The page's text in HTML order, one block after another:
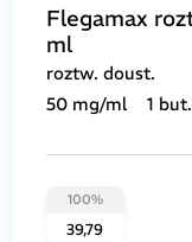
Flegamax
ml
roztw. doust.
50 mg/ml
1
100%
39,79